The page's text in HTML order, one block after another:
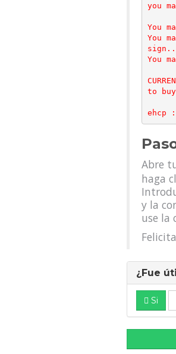
you
You
You
You
to
Abre
haga
y la
use la
¿Fue
Si